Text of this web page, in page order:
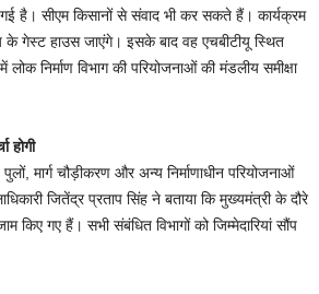
गई है। सीएम किसानों से संवाद भी कर सकते हैं। कार्यक्रम
के गेस्ट हाउस जाएंगे। इसके बाद वह एचबीटीयू स्थित
निर्माण विभाग की परियोजनाओं की मंडलीय समीक्षा
होगी
मार्ग चौड़ीकरण और अन्य निर्माणाधीन परियोजनाओं
जितेंद्र प्रताप सिंह ने बताया कि मुख्यमंत्री के दौरे
किए गए हैं। सभी संबंधित विभागों को जिम्मेदारियां सौंप